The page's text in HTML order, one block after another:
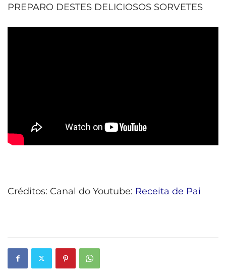
PREPARO DESTES DELICIOSOS SORVETES
Créditos: Canal do Youtube: Receita de Pai